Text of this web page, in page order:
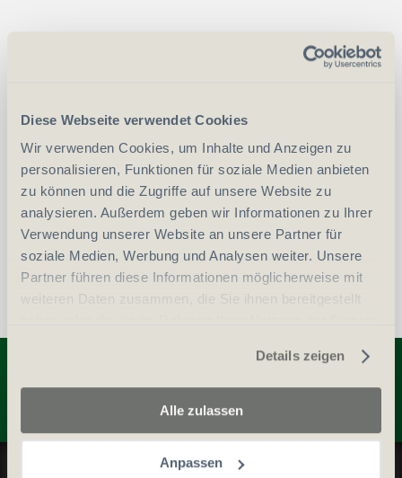
Diese Webseite verwendet Cookies
Wir verwenden Cookies, um Inhalte und Anzeigen zu
personalisieren, Funktionen für soziale Medien anbieten
zu können und die Zugriffe auf unsere Website zu
analysieren. Außerdem geben wir Informationen zu Ihrer
Verwendung unserer Website an unsere Partner für
soziale Medien, Werbung und Analysen weiter. Unsere
Partner führen diese Informationen möglicherweise mit
weiteren Daten zusammen, die Sie ihnen bereitgestellt
Details zeigen
Alle zulassen
Anpassen
Art.56113
vergleichen
Anzahl Stück
In den Warenkorb
Entdecken Sie weitere Produkte
Datenschutz und Cookie-Richtlinien